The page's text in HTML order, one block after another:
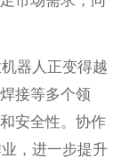
器人正变得越
接等多个领
安全性。协作
，进一步提升